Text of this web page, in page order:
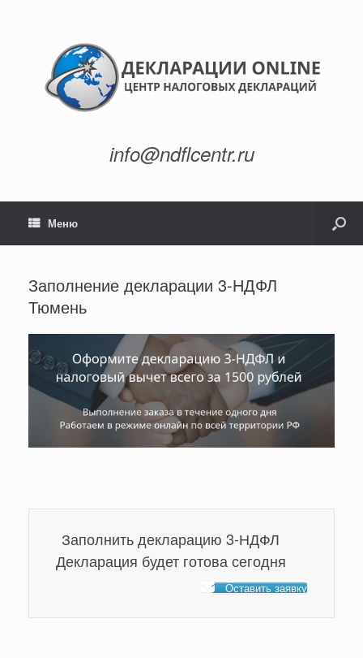
info@ndflcentr.ru
Меню
Заполнение декларации 3-НДФЛ
Тюмень
Заполнить декларацию 3-НДФЛ
Декларация будет готова сегодня
Оставить заявку